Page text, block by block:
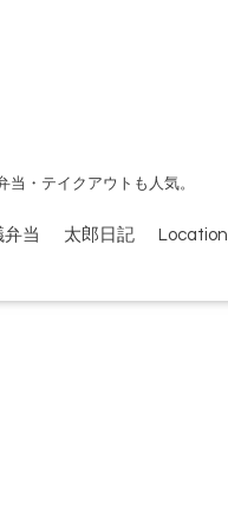
・テイクアウトも人気。
当 太郎日記
Location